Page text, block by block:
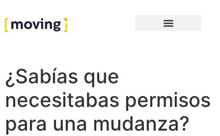
¿Sabías que
necesitabas permisos
para una mudanza?